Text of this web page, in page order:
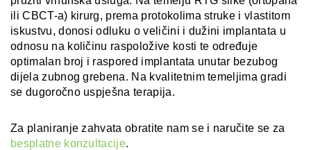
ili CBCT-a) kirurg, prema protokolima struke i vlastitom
iskustvu, donosi odluku o veličini i dužini implantata u
odnosu na količinu raspoložive kosti te određuje
optimalan broj i raspored implantata unutar bezubog
dijela zubnog grebena. Na kvalitetnim temeljima gradi
se dugoročno uspješna terapija.
Za planiranje zahvata obratite nam se i naručite se za
besplatne konzultacije.